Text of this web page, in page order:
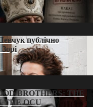
публічно
BROTHERS: THE
THE OCU